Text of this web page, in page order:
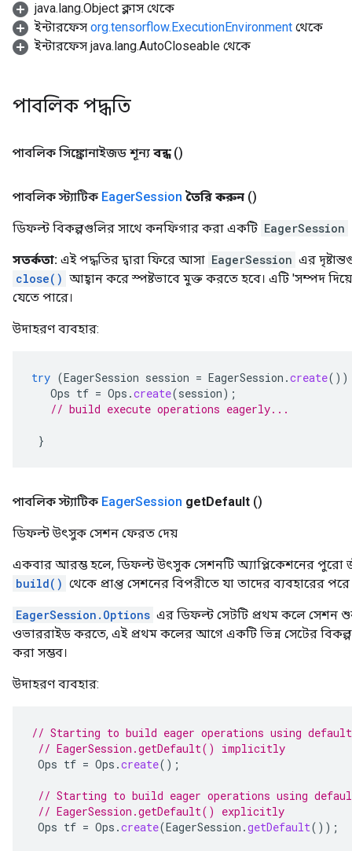
java.lang.Object ক্লাস থেকে
ইন্টারফেস org.tensorflow.ExecutionEnvironment থেকে
ইন্টারফেস java.lang.AutoCloseable থেকে
পাবলিক পদ্ধতি
পাবলিক সিঙ্ক্রোনাইজড শূন্য বন্ধ ()
পাবলিক স্ট্যাটিক EagerSession তৈরি করুন ()
ডিফল্ট বিকল্পগুলির সাথে কনফিগার করা একটি EagerSession
সতর্কতা: এই পদ্ধতির দ্বারা ফিরে আসা EagerSession এর
close() আহ্বান করে স্পষ্টভাবে মুক্ত করতে হবে। এটি 'সম্পদ
যেতে পারে।
উদাহরণ ব্যবহার:
try (EagerSession session = EagerSession .create())
Ops tf = Ops .create(session);
// build execute operations eagerly...
}
পাবলিক স্ট্যাটিক EagerSession getDefault ()
ডিফল্ট উৎসুক সেশন ফেরত দেয়
একবার আরম্ভ হলে, ডিফল্ট উৎসুক সেশনটি অ্যাপ্লিকেশনের পুরো
build() থেকে প্রাপ্ত সেশনের বিপরীতে যা তাদের ব্যবহারের
EagerSession.Options এর ডিফল্ট সেটটি প্রথম কলে
ওভাররাইড করতে, এই প্রথম কলের আগে একটি ভিন্ন সেটের
করা সম্ভব।
উদাহরণ ব্যবহার:
// Starting to build eager operations using
// EagerSession.getDefault() implicitly
Ops tf = Ops .create();
// Starting to build eager operations using
// EagerSession.getDefault() explicitly
Ops tf = Ops .create(EagerSession .getDefault());